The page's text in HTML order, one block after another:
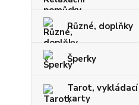
Různé, doplňky
Šperky
Tarot,
karty